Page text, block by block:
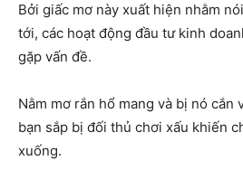
Bởi giấc mơ này xuất hiện nhằm
tới, các hoạt động đầu tư kinh
gặp vấn đề.
Nằm mơ rắn hổ mang và bị nó cắn
bạn sắp bị đối thủ chơi xấu khiến
xuống.